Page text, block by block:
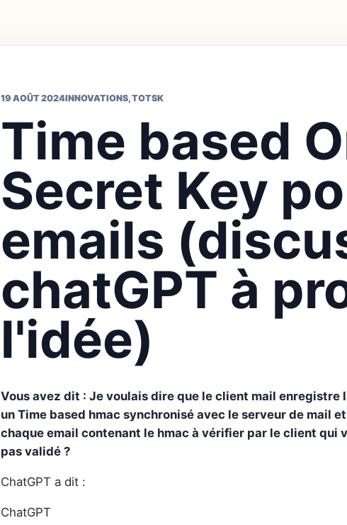
19 AOÛT 2024INNOVATIONS,TOTSK
Time based
Secret Key
emails
chatGPT à
l'idée)
Vous avez dit : Je voulais dire que le client mail
un Time based hmac synchronisé avec le serveur de mail
chaque email contenant le hmac à vérifier par le client
pas validé ?
ChatGPT a dit :
ChatGPT